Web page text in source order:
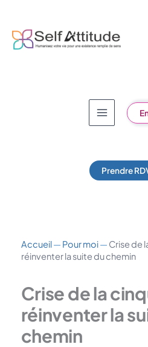
contenu
Prendre
Accueil— Pour moi— Crise de
réinventer la suite du chemin
Crise de la
réinventer la
chemin